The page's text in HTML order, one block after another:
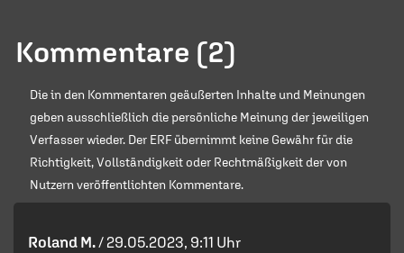
Kommentare (2)
Die in den Kommentaren geäußerten Inhalte und Meinungen
geben ausschließlich die persönliche Meinung der jeweiligen
Verfasser wieder. Der ERF übernimmt keine Gewähr für die
Richtigkeit, Vollständigkeit oder Rechtmäßigkeit der von
Nutzern veröffentlichten Kommentare.
Roland M./ 29.05.2023, 9:11 Uhr